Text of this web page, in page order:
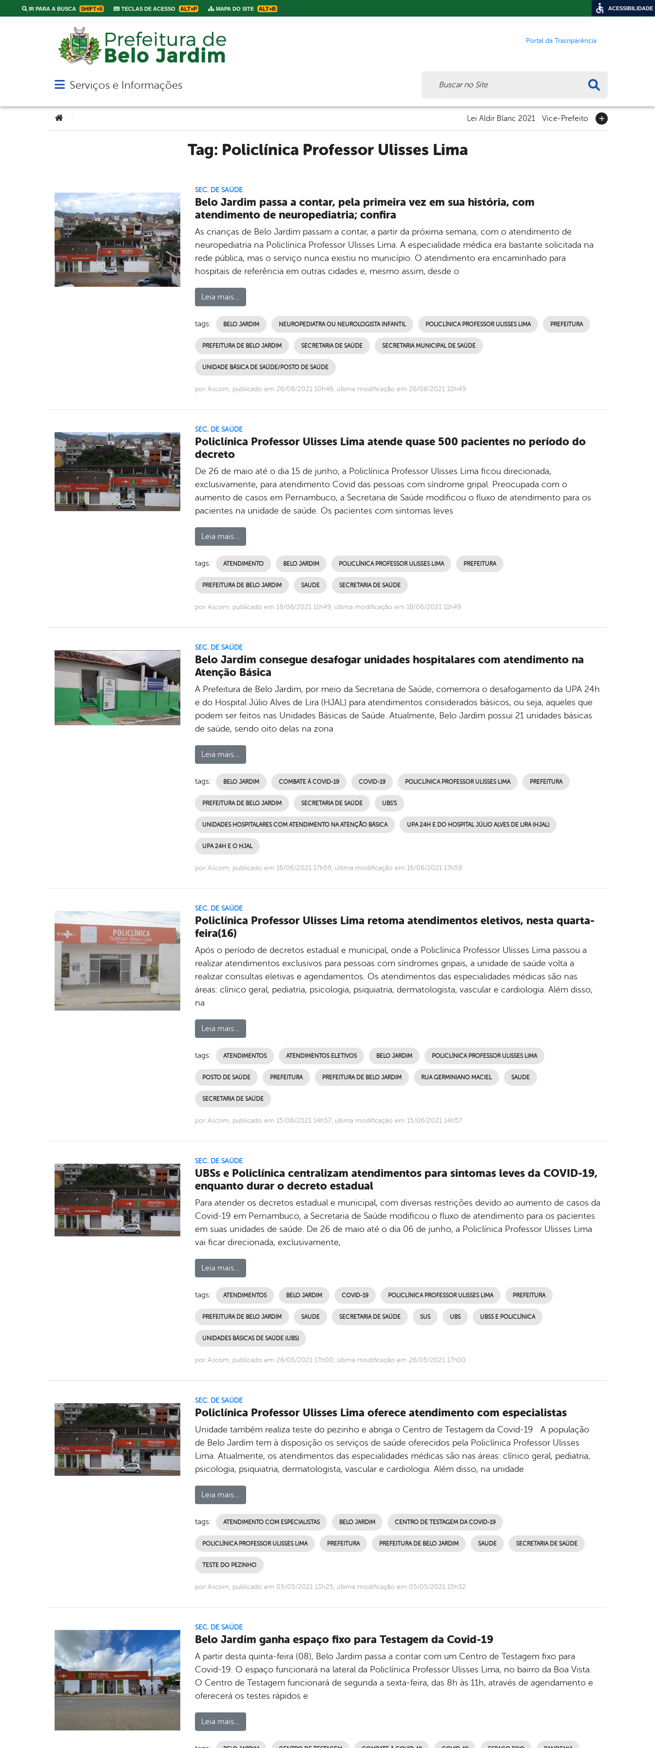
IR PARA A BUSCA SHIFT+5 TECLAS DE ACESSO ALT+P MAPA DO SITE ALT+B
Portal da Trasnparência
Abrir menu principal de navegação
Serviços e Informações
Você está aqui: Lei Aldir Blanc 2021 Vice-Prefeito
Tag: Policlínica Professor Ulisses Lima
SEC. DE SAÚDE
Belo Jardim passa a contar, pela primeira vez em sua história, com
atendimento de neuropediatria; confira
As crianças de Belo Jardim passam a contar, a partir da próxima semana, com o atendimento de
neuropediatria na Policlínica Professor Ulisses Lima. A especialidade médica era bastante solicitada na
rede pública, mas o serviço nunca existiu no município. O atendimento era encaminhado para
hospitais de referência em outras cidades e, mesmo assim, desde o
Leia mais...
tags: BELO JARDIM NEUROPEDIATRA OU NEUROLOGISTA INFANTIL POLICLÍNICA PROFESSOR ULISSES LIMA PREFEITURA
PREFEITURA DE BELO JARDIM SECRETARIA DE SAÚDE SECRETARIA MUNICIPAL DE SAÚDE
UNIDADE BÁSICA DE SAÚDE/POSTO DE SAÚDE
por Ascom, publicado em 26/08/2021 10h46, última modificação em 26/08/2021 10h49
SEC. DE SAÚDE
Policlínica Professor Ulisses Lima atende quase 500 pacientes no período do
decreto
De 26 de maio até o dia 15 de junho, a Policlínica Professor Ulisses Lima ficou direcionada,
exclusivamente, para atendimento Covid das pessoas com síndrome gripal. Preocupada com o
aumento de casos em Pernambuco, a Secretaria de Saúde modificou o fluxo de atendimento para os
pacientes na unidade de saúde. Os pacientes com sintomas leves
Leia mais...
tags: ATENDIMENTO BELO JARDIM POLICLÍNICA PROFESSOR ULISSES LIMA PREFEITURA
PREFEITURA DE BELO JARDIM SAUDE SECRETARIA DE SAÚDE
por Ascom, publicado em 18/06/2021 11h49, última modificação em 18/06/2021 11h49
SEC. DE SAÚDE
Belo Jardim consegue desafogar unidades hospitalares com atendimento na
Atenção Básica
A Prefeitura de Belo Jardim, por meio da Secretaria de Saúde, comemora o desafogamento da UPA 24h
e do Hospital Júlio Alves de Lira (HJAL) para atendimentos considerados básicos, ou seja, aqueles que
podem ser feitos nas Unidades Básicas de Saúde. Atualmente, Belo Jardim possui 21 unidades básicas
de saúde, sendo oito delas na zona
Leia mais...
tags: BELO JARDIM COMBATE À COVID-19 COVID-19 POLICLÍNICA PROFESSOR ULISSES LIMA PREFEITURA
PREFEITURA DE BELO JARDIM SECRETARIA DE SAÚDE UBS’S
UNIDADES HOSPITALARES COM ATENDIMENTO NA ATENÇÃO BÁSICA UPA 24H E DO HOSPITAL JÚLIO ALVES DE LIRA (HJAL)
UPA 24H E O HJAL
por Ascom, publicado em 16/06/2021 17h59, última modificação em 16/06/2021 17h59
SEC. DE SAÚDE
Policlínica Professor Ulisses Lima retoma atendimentos eletivos, nesta quarta-
feira(16)
Após o período de decretos estadual e municipal, onde a Policlínica Professor Ulisses Lima passou a
realizar atendimentos exclusivos para pessoas com síndromes gripais, a unidade de saúde volta a
realizar consultas eletivas e agendamentos. Os atendimentos das especialidades médicas são nas
áreas: clínico geral, pediatria, psicologia, psiquiatria, dermatologista, vascular e cardiologia. Além disso,
na
Leia mais...
tags: ATENDIMENTOS ATENDIMENTOS ELETIVOS BELO JARDIM POLICLÍNICA PROFESSOR ULISSES LIMA
POSTO DE SAÚDE PREFEITURA PREFEITURA DE BELO JARDIM RUA GERMINIANO MACIEL SAUDE
SECRETARIA DE SAÚDE
por Ascom, publicado em 15/06/2021 14h57, última modificação em 15/06/2021 14h57
SEC. DE SAÚDE
UBSs e Policlínica centralizam atendimentos para sintomas leves da COVID-19,
enquanto durar o decreto estadual
Para atender os decretos estadual e municipal, com diversas restrições devido ao aumento de casos da
Covid-19 em Pernambuco, a Secretaria de Saúde modificou o fluxo de atendimento para os pacientes
em suas unidades de saúde. De 26 de maio até o dia 06 de junho, a Policlínica Professor Ulisses Lima
vai ficar direcionada, exclusivamente,
Leia mais...
tags: ATENDIMENTOS BELO JARDIM COVID-19 POLICLÍNICA PROFESSOR ULISSES LIMA PREFEITURA
PREFEITURA DE BELO JARDIM SAUDE SECRETARIA DE SAÚDE SUS UBS UBSS E POLICLÍNICA
UNIDADES BÁSICAS DE SAÚDE (UBS)
por Ascom, publicado em 26/05/2021 17h00, última modificação em 26/05/2021 17h00
SEC. DE SAÚDE
Policlínica Professor Ulisses Lima oferece atendimento com especialistas
Unidade também realiza teste do pezinho e abriga o Centro de Testagem da Covid-19 A população
de Belo Jardim tem à disposição os serviços de saúde oferecidos pela Policlínica Professor Ulisses
Lima. Atualmente, os atendimentos das especialidades médicas são nas áreas: clínico geral, pediatria,
psicologia, psiquiatria, dermatologista, vascular e cardiologia. Além disso, na unidade
Leia mais...
tags: ATENDIMENTO COM ESPECIALISTAS BELO JARDIM CENTRO DE TESTAGEM DA COVID-19
POLICLÍNICA PROFESSOR ULISSES LIMA PREFEITURA PREFEITURA DE BELO JARDIM SAUDE SECRETARIA DE SAÚDE
TESTE DO PEZINHO
por Ascom, publicado em 05/05/2021 13h25, última modificação em 05/05/2021 15h32
SEC. DE SAÚDE
Belo Jardim ganha espaço fixo para Testagem da Covid-19
A partir desta quinta-feira (08), Belo Jardim passa a contar com um Centro de Testagem fixo para
Covid-19. O espaço funcionará na lateral da Policlínica Professor Ulisses Lima, no bairro da Boa Vista.
O Centro de Testagem funcionará de segunda a sexta-feira, das 8h às 11h, através de agendamento e
oferecerá os testes rápidos e
Leia mais...
ACESSIBILIDADE